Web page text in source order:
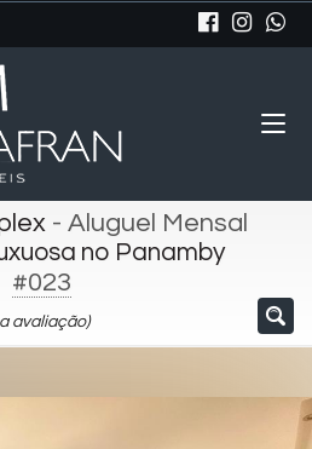
- Aluguel Mensal
no Panamby
#023
avaliação)